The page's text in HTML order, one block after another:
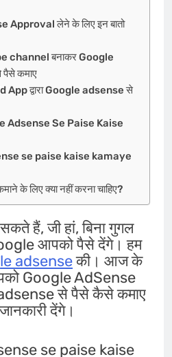
Approval लेने के लिए इन बातो
channel बनाकर Google
कमाए
द्वारा Google adsense से
Adsense Se Paise Kaise
se paise kaise kamaye
के लिए क्या नहीं करना चाहिए?
हैं, जी हां, बिना गुगल
आपको पैसे देंगे। हम
adsenseकी। आज के
Google AdSense
से पैसे कैसे कमाए
देंगे।
se paise kaise